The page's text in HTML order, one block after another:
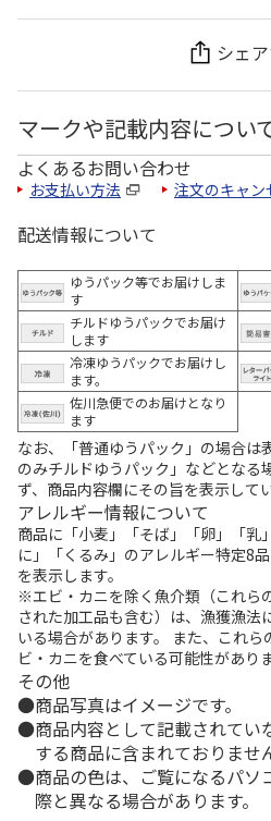
シェ
マークや記載内容につい
よくあるお問い合わせ
お支払い方法 注文のキャン
配送情報について
ゆうパック等でお届けしま
す
チルドゆうパックでお届け
します
冷凍ゆうパックでお届けし
ます。
佐川急便でのお届けとなり
ます
なお、「普通ゆうパック」の場合は
のみチルドゆうパック」などとなる
ず、商品内容欄にその旨を表示してい
アレルギー情報について
商品に「小麦」「そば」「卵」「乳
に」「くるみ」のアレルギー特定8
を表示します。
※エビ・カニを除く魚介類（これら
された加工品も含む）は、漁獲漁法
いる場合があります。 また、これ
ビ・カニを食べている可能性がありま
その他
商品写真はイメージです。
商品内容として記載されてい
する商品に含まれておりませ
商品の色は、ご覧になるパソ
際と異なる場合があります。